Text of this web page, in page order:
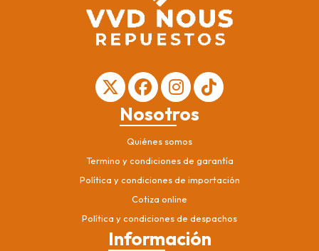
Nosotros
Quiénes somos
Termino y condiciones de garantía
Política y condiciones de importación
Cotiza online
Política y condiciones de despachos
Información